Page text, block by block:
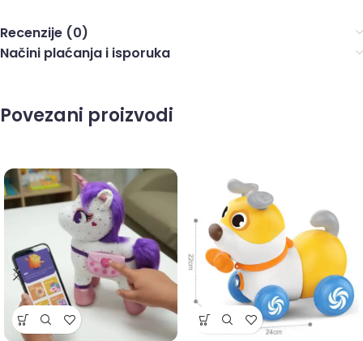
Recenzije (0)
Načini plaćanja i isporuka
Povezani proizvodi